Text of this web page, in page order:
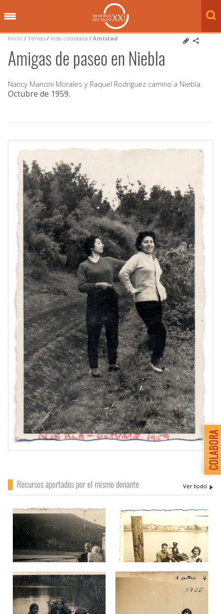
Inicio / Temas / Vida cotidiana / Amistad
Amigas de paseo en Niebla
Nancy Mancini Morales y Raquel Rodríguez camino a Niebla.
Octubre de 1959.
Recursos aportados por el mismo donante